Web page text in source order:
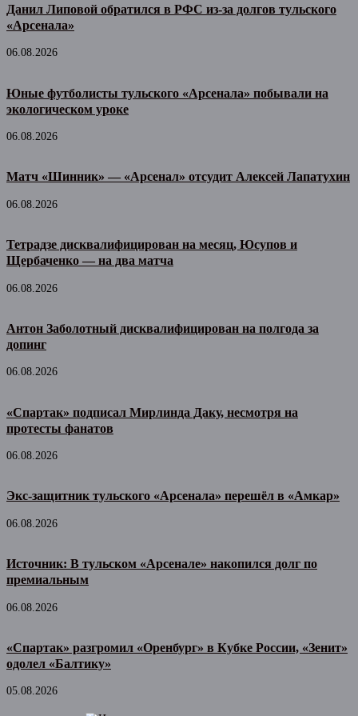
Данил Липовой обратился в РФС из-за долгов тульского
«Арсенала»
06.08.2026
Юные футболисты тульского «Арсенала» побывали на
экологическом уроке
06.08.2026
Матч «Шинник» — «Арсенал» отсудит Алексей Лапатухин
06.08.2026
Тетрадзе дисквалифицирован на месяц, Юсупов и
Щербаченко — на два матча
06.08.2026
Антон Заболотный дисквалифицирован на полгода за
допинг
06.08.2026
«Спартак» подписал Мирлинда Даку, несмотря на
протесты фанатов
06.08.2026
Экс-защитник тульского «Арсенала» перешёл в «Амкар»
06.08.2026
Источник: В тульском «Арсенале» накопился долг по
премиальным
06.08.2026
«Спартак» разгромил «Оренбург» в Кубке России, «Зенит»
одолел «Балтику»
05.08.2026